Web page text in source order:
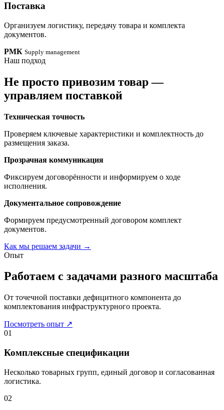
Поставка
Организуем логистику, передачу товара и комплекта
документов.
РМК Supply management
Наш подход
Не просто привозим товар —
управляем поставкой
Техническая точность
Проверяем ключевые характеристики и комплектность до
размещения заказа.
Прозрачная коммуникация
Фиксируем договорённости и информируем о ходе
исполнения.
Документальное сопровождение
Формируем предусмотренный договором комплект
документов.
Как мы решаем задачи →
Опыт
Работаем с задачами разного масштаба
От точечной поставки дефицитного компонента до
комплектования инфраструктурного проекта.
Посмотреть опыт ↗
01
Комплексные спецификации
Несколько товарных групп, единый договор и согласованная
логистика.
02